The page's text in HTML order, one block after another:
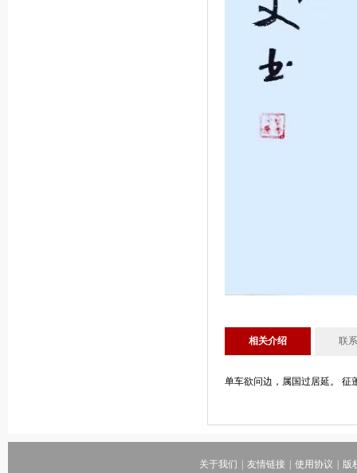
相关介绍 联
单车欲问边，属国过居延。 征
关于我们 友情链接 使用协议 版